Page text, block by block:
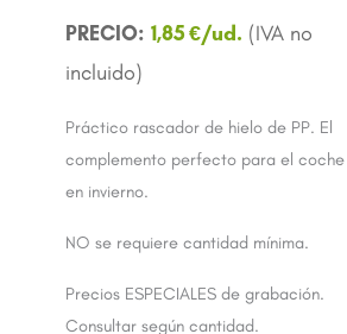
1,85€
Práctico rascador de hielo de PP. El
complemento perfecto para el coche
en invierno.
NO se requiere cantidad mínima.
Precios ESPECIALES de grabación.
Consultar según cantidad.